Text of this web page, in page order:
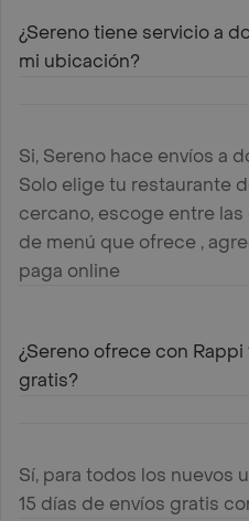
¿Sereno tiene servicio a
mi ubicación?
Si, Sereno hace envíos a
Solo elige tu restaurante
cercano, escoge entre
de menú que ofrece ,
paga online
¿Sereno ofrece con Rappi
gratis?
Sí, para todos los nuevos
15 días de envíos gratis